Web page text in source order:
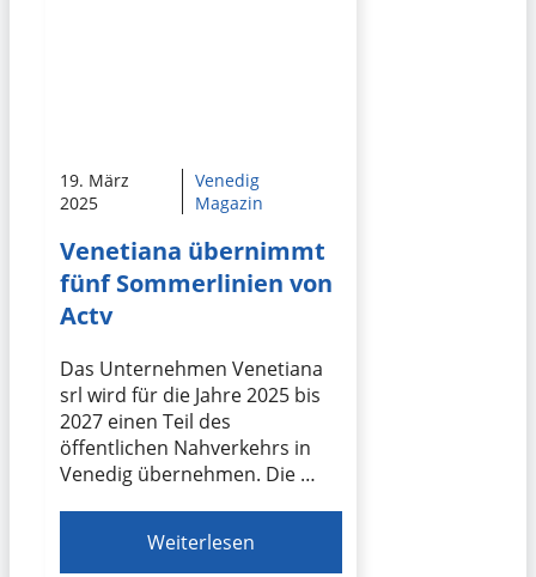
19. März
2025
Venedig
Magazin
Venetiana übernimmt
fünf Sommerlinien von
Actv
Das Unternehmen Venetiana
srl wird für die Jahre 2025 bis
2027 einen Teil des
öffentlichen Nahverkehrs in
Venedig übernehmen. Die …
Weiterlesen